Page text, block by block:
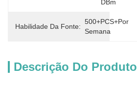
DBm
Habilidade Da Fonte:
500+PCS+por
Semana
Descrição Do Produto